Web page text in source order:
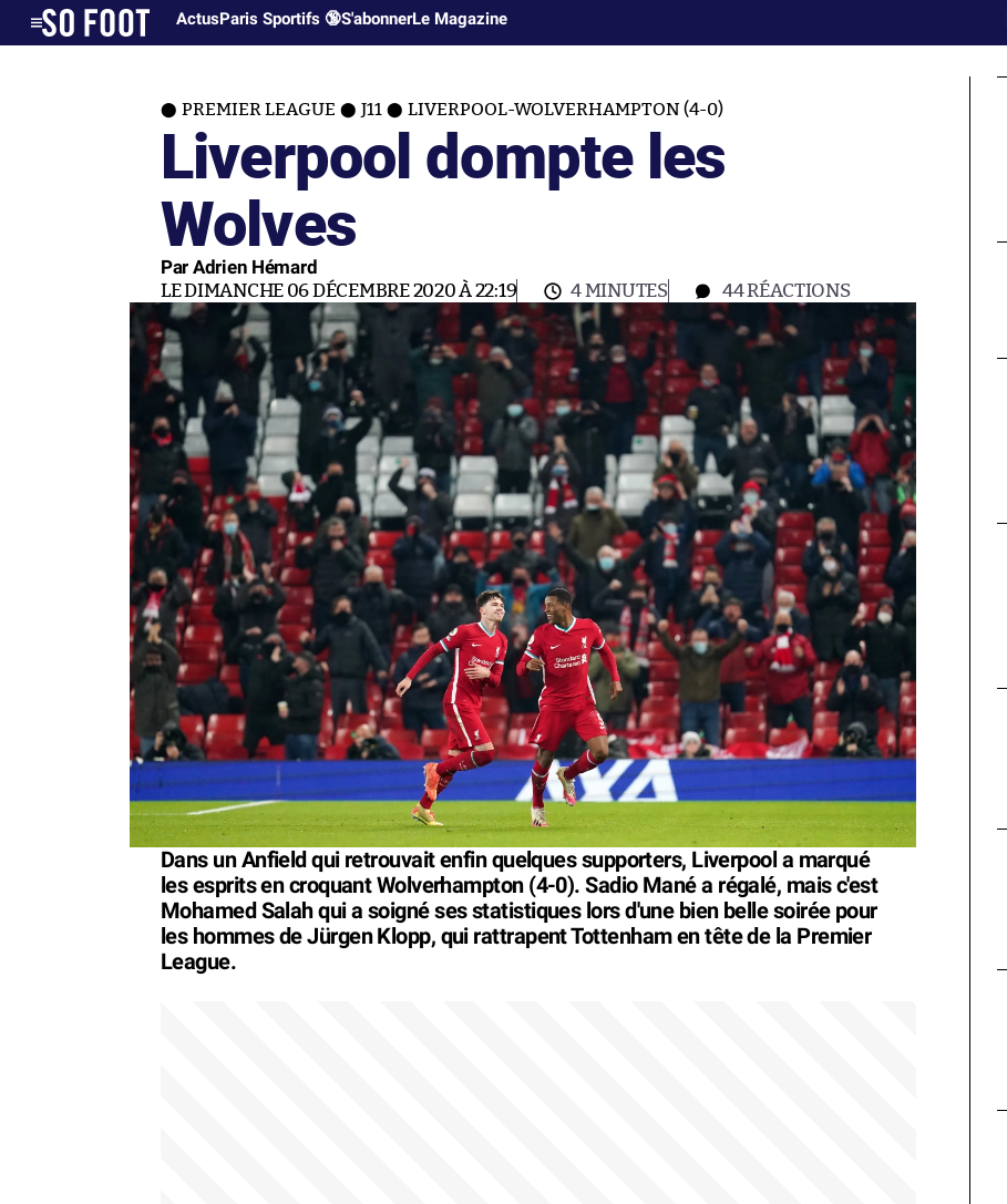
ActusParis Sportifs 🔞S'abonnerLe Magazine
PREMIER LEAGUE J11 LIVERPOOL-WOLVERHAMPTON (4-0)
Liverpool dompte les
Wolves
Par Adrien Hémard
LE DIMANCHE 06 DÉCEMBRE 2020 À 22:19 4 MINUTES 44RÉACTIONS
Dans un Anfield qui retrouvait enfin quelques supporters, Liverpool a marqué
les esprits en croquant Wolverhampton (4-0). Sadio Mané a régalé, mais c'est
Mohamed Salah qui a soigné ses statistiques lors d'une bien belle soirée pour
les hommes de Jürgen Klopp, qui rattrapent Tottenham en tête de la Premier
League.